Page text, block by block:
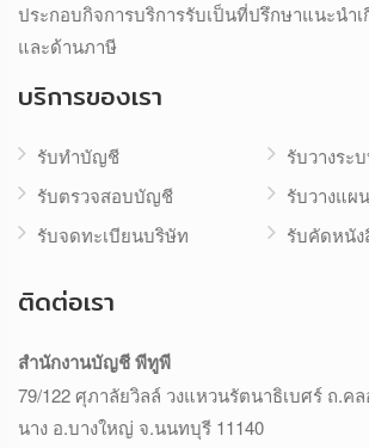
ประกอบกิจการบริการรับเป็นที่ปรึกษาแนะนำ
และด้านภาษี
บริการของเรา
รับทำบัญชี
รับตรวจสอบบัญชี
รับจดทะเบียนบริษัท
รับวางระ
รับวางแผ
รับคัดหนัง
ติดต่อเรา
สำนักงานบัญชี พีทูพี
79/122 ศุภาลัยวิลล์ วงแหวนรัตนาธิเบศร์ ถ.ค
นาง อ.บางใหญ่ จ.นนทบุรี 11140